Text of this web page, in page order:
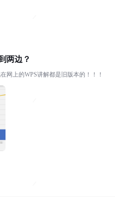
两边？
网上的WPS讲解都是旧版本的！！！